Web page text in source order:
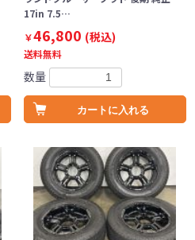
17in 7.5…
￥46,800 (税込)
送料無料
数量
カートに入れる